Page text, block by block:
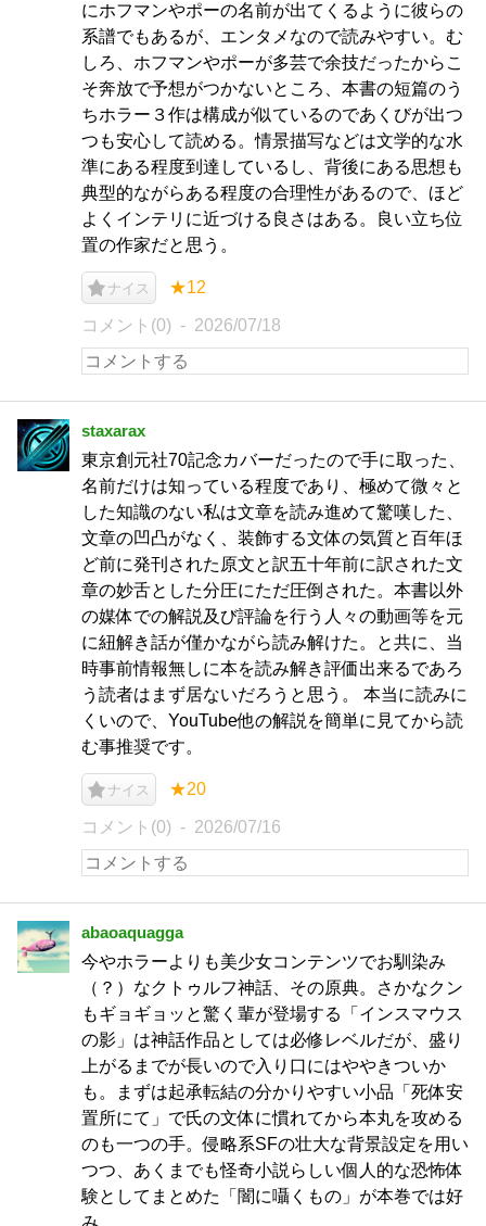
にホフマンやポーの名前が出てくるように彼らの
系譜でもあるが、エンタメなので読みやすい。む
しろ、ホフマンやポーが多芸で余技だったからこ
そ奔放で予想がつかないところ、本書の短篇のう
ちホラー３作は構成が似ているのであくびが出つ
つも安心して読める。情景描写などは文学的な水
準にある程度到達しているし、背後にある思想も
典型的ながらある程度の合理性があるので、ほど
よくインテリに近づける良さはある。良い立ち位
置の作家だと思う。
ナイス ★12
コメント(0) 2026/07/18
staxarax
東京創元社70記念カバーだったので手に取った、
名前だけは知っている程度であり、極めて微々と
した知識のない私は文章を読み進めて驚嘆した、
文章の凹凸がなく、装飾する文体の気質と百年ほ
ど前に発刊された原文と訳五十年前に訳された文
章の妙舌とした分圧にただ圧倒された。本書以外
の媒体での解説及び評論を行う人々の動画等を元
に紐解き話が僅かながら読み解けた。と共に、当
時事前情報無しに本を読み解き評価出来るであろ
う読者はまず居ないだろうと思う。 本当に読みに
くいので、YouTube他の解説を簡単に見てから読
む事推奨です。
ナイス ★20
コメント(0) 2026/07/16
abaoaquagga
今やホラーよりも美少女コンテンツでお馴染み
（？）なクトゥルフ神話、その原典。さかなクン
もギョギョッと驚く輩が登場する「インスマウス
の影」は神話作品としては必修レベルだが、盛り
上がるまでが長いので入り口にはややきついか
も。まずは起承転結の分かりやすい小品「死体安
置所にて」で氏の文体に慣れてから本丸を攻める
のも一つの手。侵略系SFの壮大な背景設定を用い
つつ、あくまでも怪奇小説らしい個人的な恐怖体
験としてまとめた「闇に囁くもの」が本巻では好
み。